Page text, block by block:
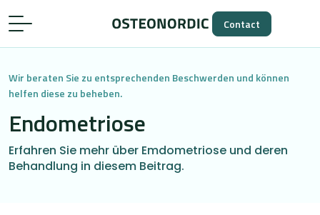
Contact
Wir beraten Sie zu entsprechenden Beschwerden und können
helfen diese zu beheben.
Endometriose
Erfahren Sie mehr über Emdometriose und deren
Behandlung in diesem Beitrag.